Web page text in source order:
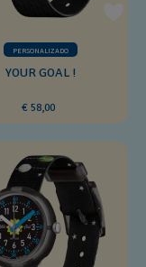
PERSONALIZADO
YOUR GOAL !
€ 58,00